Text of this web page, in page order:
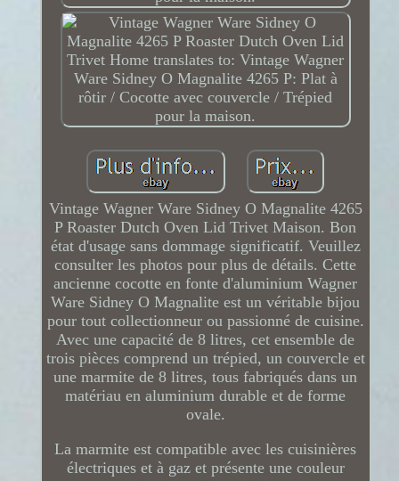
Vintage Wagner Ware Sidney O Magnalite 4265
P Roaster Dutch Oven Lid Trivet Maison. Bon
état d'usage sans dommage significatif. Veuillez
consulter les photos pour plus de détails. Cette
ancienne cocotte en fonte d'aluminium Wagner
Ware Sidney O Magnalite est un véritable bijou
pour tout collectionneur ou passionné de cuisine.
Avec une capacité de 8 litres, cet ensemble de
trois pièces comprend un trépied, un couvercle et
une marmite de 8 litres, tous fabriqués dans un
matériau en aluminium durable et de forme
ovale.
La marmite est compatible avec les cuisinières
électriques et à gaz et présente une couleur